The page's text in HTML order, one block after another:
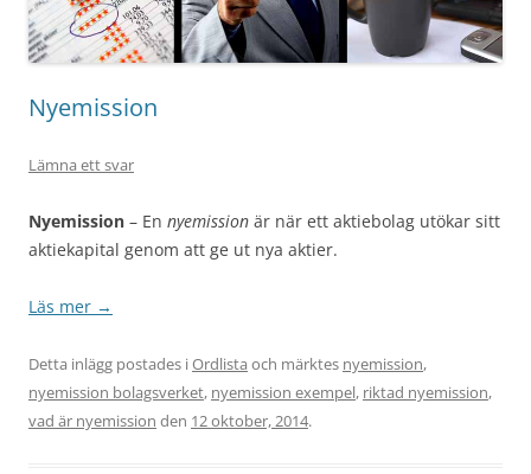
Nyemission
Lämna ett svar
Nyemission – En nyemission är när ett aktiebolag utökar sitt
aktiekapital genom att ge ut nya aktier.
Läs mer →
Detta inlägg postades iOrdlista och märktes nyemission,
nyemission bolagsverket, nyemission exempel, riktad nyemission,
vad är nyemission den 12 oktober, 2014.